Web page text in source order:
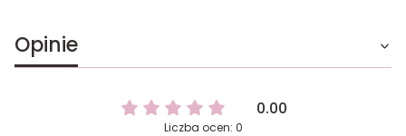
Opinie
0.00
Liczba ocen: 0